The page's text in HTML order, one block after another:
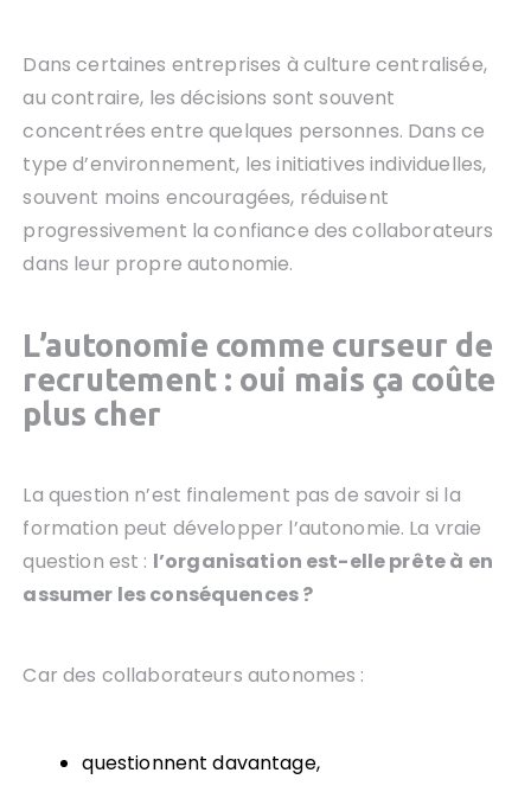
Dans certaines entreprises à culture centralisée,
au contraire, les décisions sont souvent
concentrées entre quelques personnes. Dans ce
type d’environnement, les initiatives individuelles,
souvent moins encouragées, réduisent
progressivement la confiance des collaborateurs
dans leur propre autonomie.
L’autonomie comme curseur de
recrutement : oui mais ça coûte
plus cher
La question n’est finalement pas de savoir si la
formation peut développer l’autonomie. La vraie
question est : l’organisation est-elle prête à en
assumer les conséquences ?
Car des collaborateurs autonomes :
questionnent davantage,